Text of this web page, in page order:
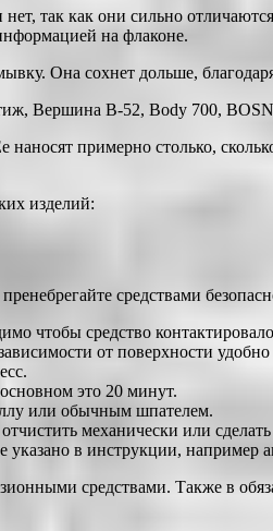
так как они сильно
на флаконе.
Она сохнет дольше,
Вершина В-52, Body 700,
примерно столько,
изделий:
средствами
чтобы средство
от поверхности
это 20 минут.
или обычным шпателем.
механически или
указано в инструкции, например
средствами. Также в